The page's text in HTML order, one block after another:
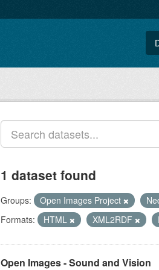
1 dataset found
Groups: Open Images Project
Formats:
HTML XML2RDF
Open Images - Sound and Vision